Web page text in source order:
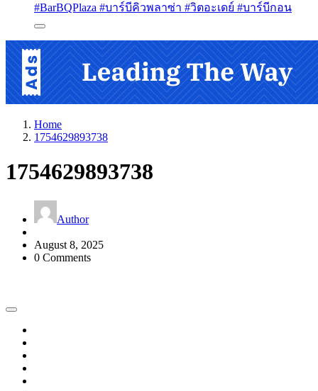
#BarBQPlaza #บาร์บีคิวพลาซ่า #วิตอะเดย์ #บาร์บีกอน
Home
1754629893738
1754629893738
Author
August 8, 2025
0 Comments